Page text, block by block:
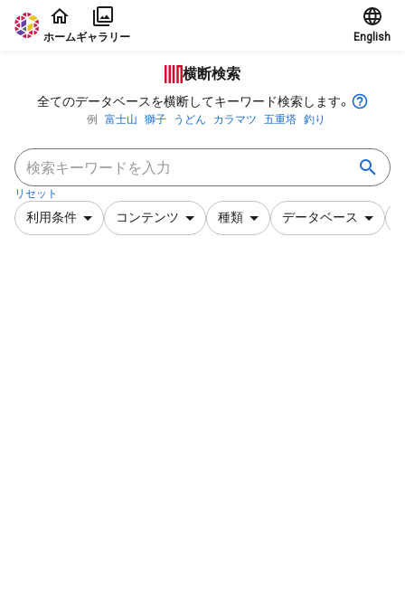
本文に飛ぶ
ホームギャラリー English
横断検索
全てのデータベースを横断してキーワード検索します。
例 富士山 獅子 うどん カラマツ 五重塔 釣り
リセット
利用条件 コンテンツ 種類 データベース